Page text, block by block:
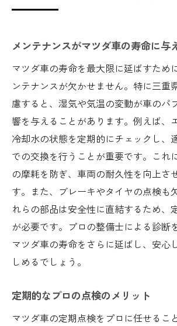
メンテナンスがマツダ車の寿命に与
マツダ車の寿命を最大限に延ばすため
ンテナンスが欠かせません。特に三重
慮すると、湿気や気温の変動が車のパ
響を与えることがあります。例えば、
冷却水の状態を定期的にチェックし、
での交換を行うことが重要です。これ
の摩耗を防ぎ、車両の耐久性を向上さ
す。また、ブレーキやタイヤの点検も
れらの部品は安全性に直結するため、
が必要です。プロの整備士による診断
マツダ車の寿命をさらに延ばし、安心
しめるでしょう。
定期的なプロの点検のメリット
マツダ車の定期点検をプロに任せるこ